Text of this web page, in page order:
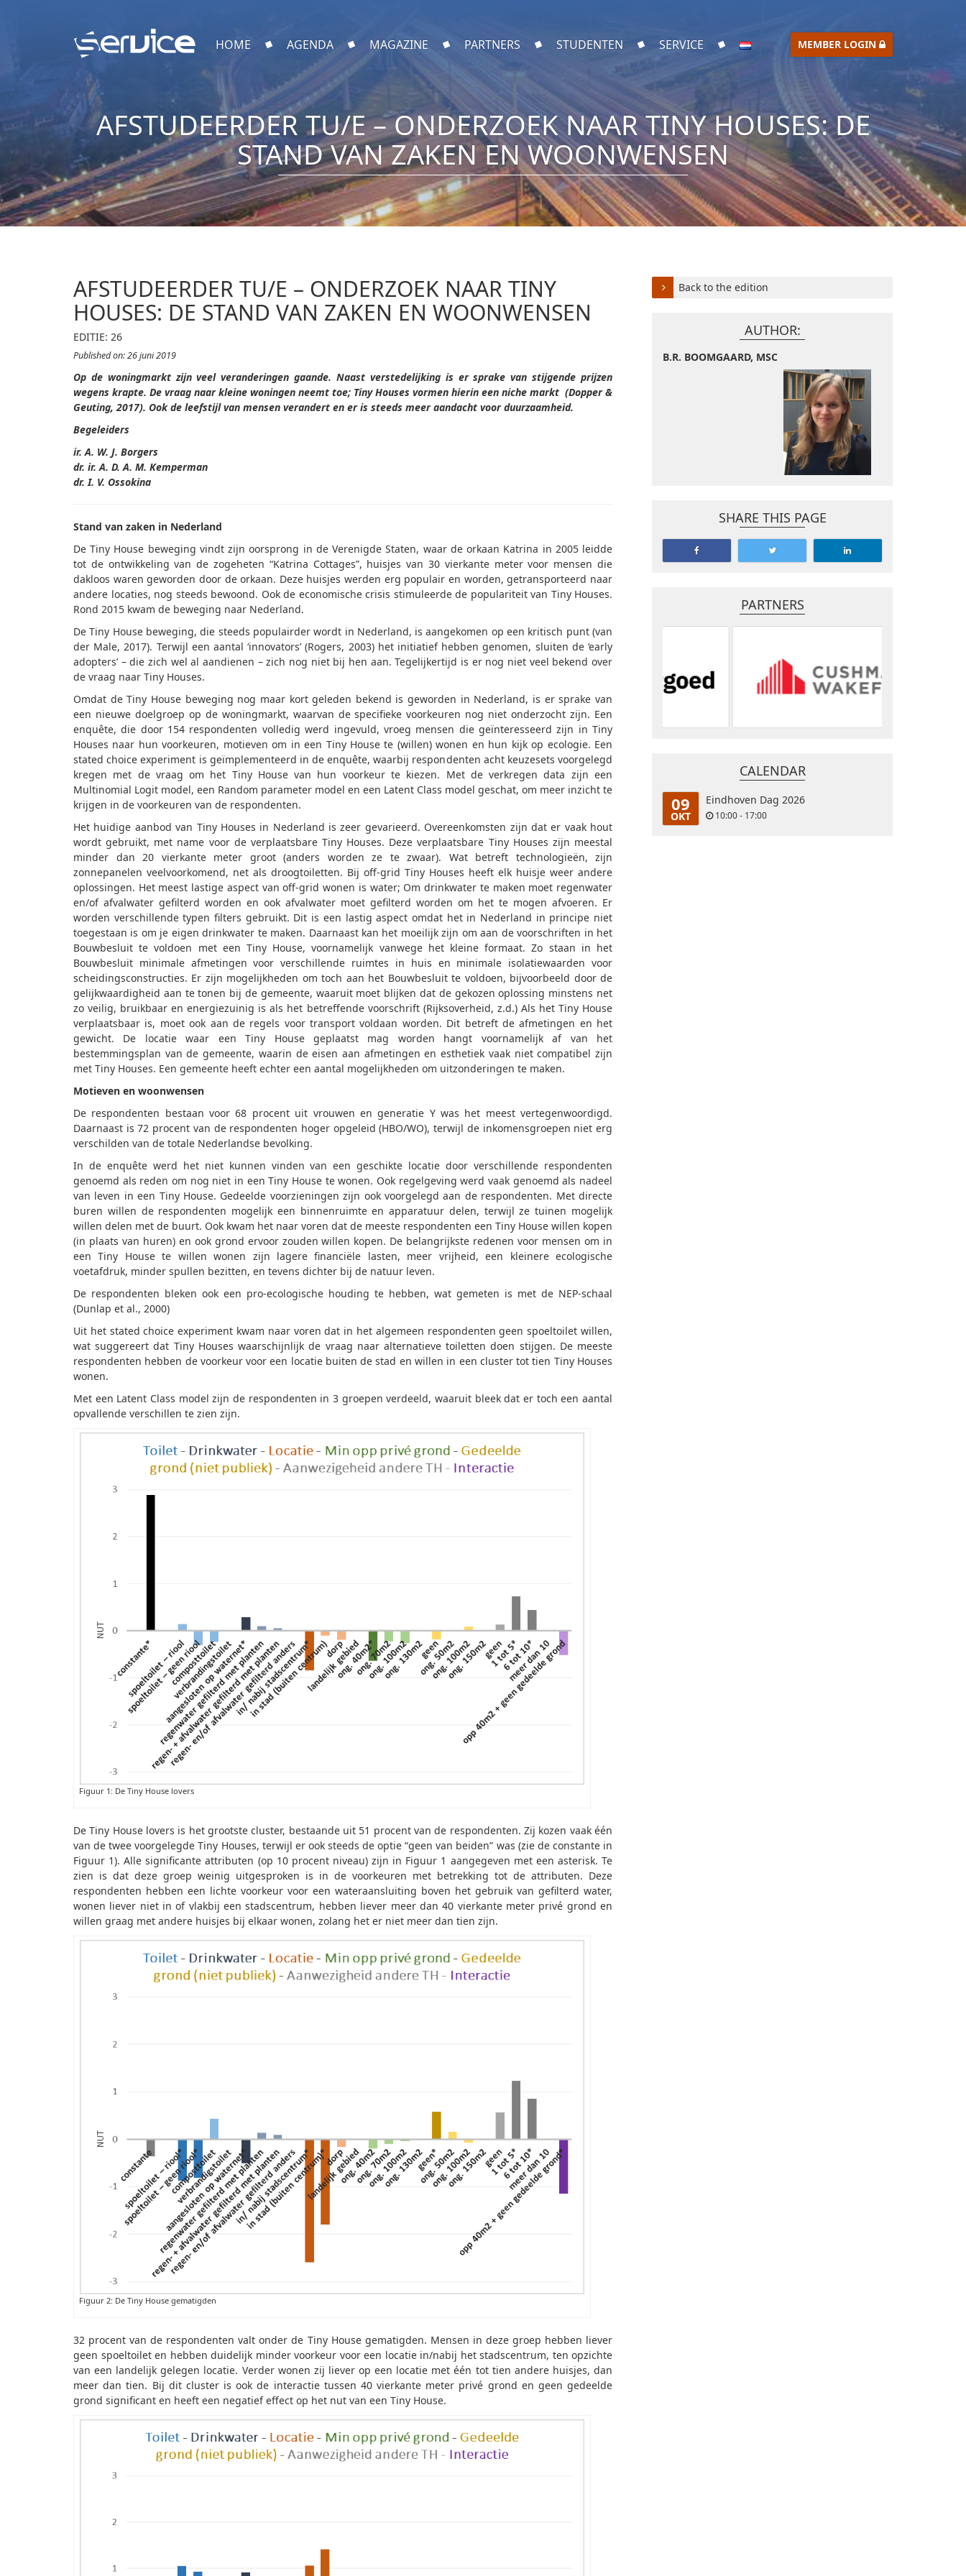
HOME AGENDA MAGAZINE PARTNERS STUDENTEN SERVICE MEMBER LOGIN
AFSTUDEERDER TU/E – ONDERZOEK NAAR TINY HOUSES: DE
STAND VAN ZAKEN EN WOONWENSEN
AFSTUDEERDER TU/E – ONDERZOEK NAAR TINY
HOUSES: DE STAND VAN ZAKEN EN WOONWENSEN
EDITIE: 26
Published on: 26 juni 2019
Op de woningmarkt zijn veel veranderingen gaande. Naast verstedelijking is er sprake van stijgende prijzen
wegens krapte. De vraag naar kleine woningen neemt toe; Tiny Houses vormen hierin een niche markt (Dopper &
Geuting, 2017). Ook de leefstijl van mensen verandert en er is steeds meer aandacht voor duurzaamheid.
Begeleiders
ir. A. W. J. Borgers
dr. ir. A. D. A. M. Kemperman
dr. I. V. Ossokina
Stand van zaken in Nederland
De Tiny House beweging vindt zijn oorsprong in de Verenigde Staten, waar de orkaan Katrina in 2005 leidde
tot de ontwikkeling van de zogeheten “Katrina Cottages”, huisjes van 30 vierkante meter voor mensen die
dakloos waren geworden door de orkaan. Deze huisjes werden erg populair en worden, getransporteerd naar
andere locaties, nog steeds bewoond. Ook de economische crisis stimuleerde de populariteit van Tiny Houses.
Rond 2015 kwam de beweging naar Nederland.
De Tiny House beweging, die steeds populairder wordt in Nederland, is aangekomen op een kritisch punt (van
der Male, 2017). Terwijl een aantal ‘innovators’ (Rogers, 2003) het initiatief hebben genomen, sluiten de ‘early
adopters’ – die zich wel al aandienen – zich nog niet bij hen aan. Tegelijkertijd is er nog niet veel bekend over
de vraag naar Tiny Houses.
Omdat de Tiny House beweging nog maar kort geleden bekend is geworden in Nederland, is er sprake van
een nieuwe doelgroep op de woningmarkt, waarvan de specifieke voorkeuren nog niet onderzocht zijn. Een
enquête, die door 154 respondenten volledig werd ingevuld, vroeg mensen die geïnteresseerd zijn in Tiny
Houses naar hun voorkeuren, motieven om in een Tiny House te (willen) wonen en hun kijk op ecologie. Een
stated choice experiment is geïmplementeerd in de enquête, waarbij respondenten acht keuzesets voorgelegd
kregen met de vraag om het Tiny House van hun voorkeur te kiezen. Met de verkregen data zijn een
Multinomial Logit model, een Random parameter model en een Latent Class model geschat, om meer inzicht te
krijgen in de voorkeuren van de respondenten.
Het huidige aanbod van Tiny Houses in Nederland is zeer gevarieerd. Overeenkomsten zijn dat er vaak hout
wordt gebruikt, met name voor de verplaatsbare Tiny Houses. Deze verplaatsbare Tiny Houses zijn meestal
minder dan 20 vierkante meter groot (anders worden ze te zwaar). Wat betreft technologieën, zijn
zonnepanelen veelvoorkomend, net als droogtoiletten. Bij off-grid Tiny Houses heeft elk huisje weer andere
oplossingen. Het meest lastige aspect van off-grid wonen is water; Om drinkwater te maken moet regenwater
en/of afvalwater gefilterd worden en ook afvalwater moet gefilterd worden om het te mogen afvoeren. Er
worden verschillende typen filters gebruikt. Dit is een lastig aspect omdat het in Nederland in principe niet
toegestaan is om je eigen drinkwater te maken. Daarnaast kan het moeilijk zijn om aan de voorschriften in het
Bouwbesluit te voldoen met een Tiny House, voornamelijk vanwege het kleine formaat. Zo staan in het
Bouwbesluit minimale afmetingen voor verschillende ruimtes in huis en minimale isolatiewaarden voor
scheidingsconstructies. Er zijn mogelijkheden om toch aan het Bouwbesluit te voldoen, bijvoorbeeld door de
gelijkwaardigheid aan te tonen bij de gemeente, waaruit moet blijken dat de gekozen oplossing minstens net
zo veilig, bruikbaar en energiezuinig is als het betreffende voorschrift (Rijksoverheid, z.d.) Als het Tiny House
verplaatsbaar is, moet ook aan de regels voor transport voldaan worden. Dit betreft de afmetingen en het
gewicht. De locatie waar een Tiny House geplaatst mag worden hangt voornamelijk af van het
bestemmingsplan van de gemeente, waarin de eisen aan afmetingen en esthetiek vaak niet compatibel zijn
met Tiny Houses. Een gemeente heeft echter een aantal mogelijkheden om uitzonderingen te maken.
Motieven en woonwensen
De respondenten bestaan voor 68 procent uit vrouwen en generatie Y was het meest vertegenwoordigd.
Daarnaast is 72 procent van de respondenten hoger opgeleid (HBO/WO), terwijl de inkomensgroepen niet erg
verschilden van de totale Nederlandse bevolking.
In de enquête werd het niet kunnen vinden van een geschikte locatie door verschillende respondenten
genoemd als reden om nog niet in een Tiny House te wonen. Ook regelgeving werd vaak genoemd als nadeel
van leven in een Tiny House. Gedeelde voorzieningen zijn ook voorgelegd aan de respondenten. Met directe
buren willen de respondenten mogelijk een binnenruimte en apparatuur delen, terwijl ze tuinen mogelijk
willen delen met de buurt. Ook kwam het naar voren dat de meeste respondenten een Tiny House willen kopen
(in plaats van huren) en ook grond ervoor zouden willen kopen. De belangrijkste redenen voor mensen om in
een Tiny House te willen wonen zijn lagere financiële lasten, meer vrijheid, een kleinere ecologische
voetafdruk, minder spullen bezitten, en tevens dichter bij de natuur leven.
De respondenten bleken ook een pro-ecologische houding te hebben, wat gemeten is met de NEP-schaal
(Dunlap et al., 2000)
Uit het stated choice experiment kwam naar voren dat in het algemeen respondenten geen spoeltoilet willen,
wat suggereert dat Tiny Houses waarschijnlijk de vraag naar alternatieve toiletten doen stijgen. De meeste
respondenten hebben de voorkeur voor een locatie buiten de stad en willen in een cluster tot tien Tiny Houses
wonen.
Met een Latent Class model zijn de respondenten in 3 groepen verdeeld, waaruit bleek dat er toch een aantal
opvallende verschillen te zien zijn.
Figuur 1: De Tiny House lovers
De Tiny House lovers is het grootste cluster, bestaande uit 51 procent van de respondenten. Zij kozen vaak één
van de twee voorgelegde Tiny Houses, terwijl er ook steeds de optie “geen van beiden” was (zie de constante in
Figuur 1). Alle significante attributen (op 10 procent niveau) zijn in Figuur 1 aangegeven met een asterisk. Te
zien is dat deze groep weinig uitgesproken is in de voorkeuren met betrekking tot de attributen. Deze
respondenten hebben een lichte voorkeur voor een wateraansluiting boven het gebruik van gefilterd water,
wonen liever niet in of vlakbij een stadscentrum, hebben liever meer dan 40 vierkante meter privé grond en
willen graag met andere huisjes bij elkaar wonen, zolang het er niet meer dan tien zijn.
Figuur 2: De Tiny House gematigden
32 procent van de respondenten valt onder de Tiny House gematigden. Mensen in deze groep hebben liever
geen spoeltoilet en hebben duidelijk minder voorkeur voor een locatie in/nabij het stadscentrum, ten opzichte
van een landelijk gelegen locatie. Verder wonen zij liever op een locatie met één tot tien andere huisjes, dan
meer dan tien. Bij dit cluster is ook de interactie tussen 40 vierkante meter privé grond en geen gedeelde
grond significant en heeft een negatief effect op het nut van een Tiny House.
Back to the edition
AUTHOR:
B.R. BOOMGAARD, MSC
SHARE THIS PAGE
PARTNERS
CALENDAR
09
OKT
Eindhoven Dag 2026
10:00 - 17:00